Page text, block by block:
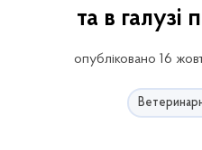
та в галузі
опубліковано 16